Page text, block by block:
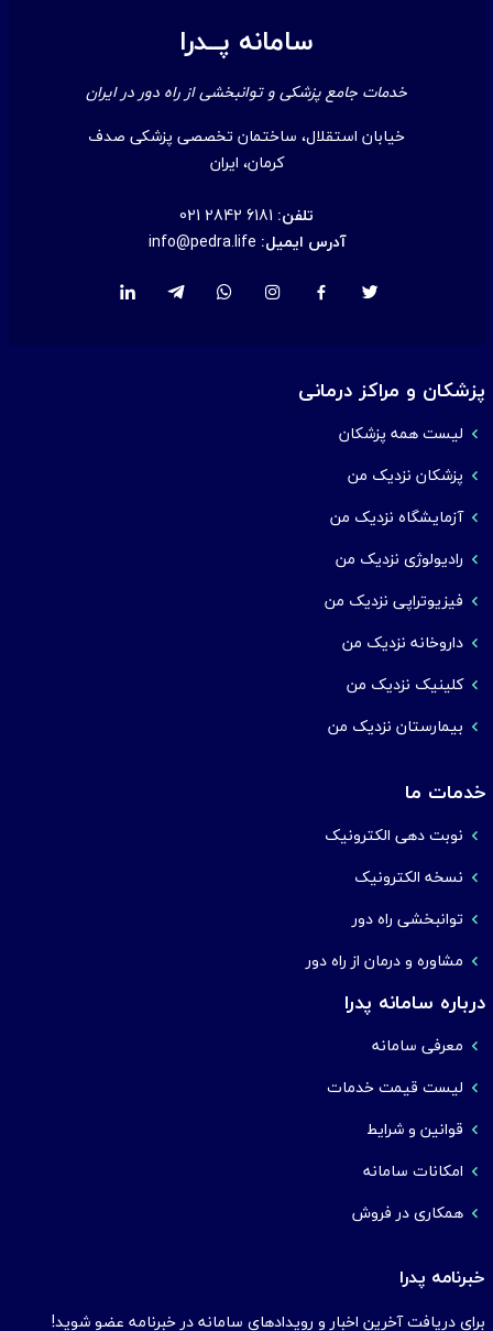
سامانه پــدرا
خدمات جامع پزشکی و توانبخشی از راه دور در ایران
خیابان استقلال، ساختمان تخصصی پزشکی صدف
کرمان، ایران
تلفن: 021 2842 6181
آدرس ایمیل: info@pedra.life
پزشکان و مراکز درمانی
لیست همه پزشکان
پزشکان نزدیک من
آزمایشگاه نزدیک من
رادیولوژی نزدیک من
فیزیوتراپی نزدیک من
داروخانه نزدیک من
کلینیک نزدیک من
بیمارستان نزدیک من
خدمات ما
نوبت دهی الکترونیک
نسخه الکترونیک
توانبخشی راه دور
مشاوره و درمان از راه دور
درباره سامانه پدرا
معرفی سامانه
لیست قیمت خدمات
قوانین و شرایط
امکانات سامانه
همکاری در فروش
خبرنامه پدرا
برای دریافت آخرین اخبار و رویدادهای سامانه در خبرنامه عضو شوید!